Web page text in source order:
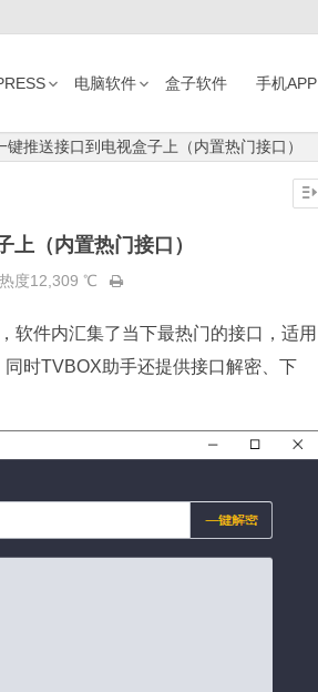
电脑软件 盒子软件 手机APP
推送接口到电视盒子上（内置热门接口）
（内置热门接口）
热度12,309 ℃
软件内汇集了当下最热门的接口，适用
时TVBOX助手还提供接口解密、下